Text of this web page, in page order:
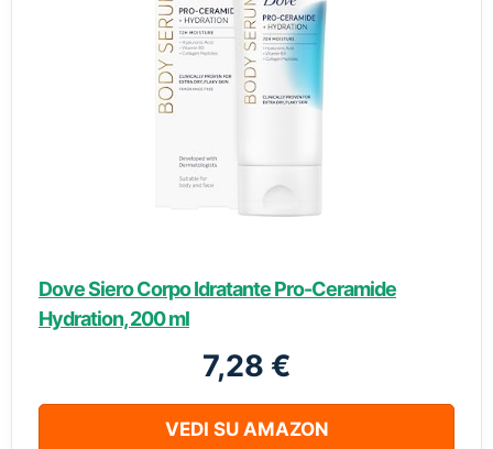
Dove Siero Corpo Idratante Pro-Ceramide
Hydration, 200 ml
7,28 €
VEDI SU AMAZON